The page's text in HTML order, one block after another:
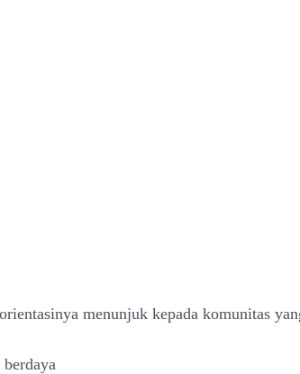
orientasinya menunjuk kepada komunitas